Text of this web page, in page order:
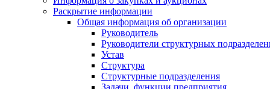
Раскрытие информации
Общая информация об организации
Руководитель
Руководители структурных
Устав
Структура
Структурные подразделения
Задачи, функции предприятия